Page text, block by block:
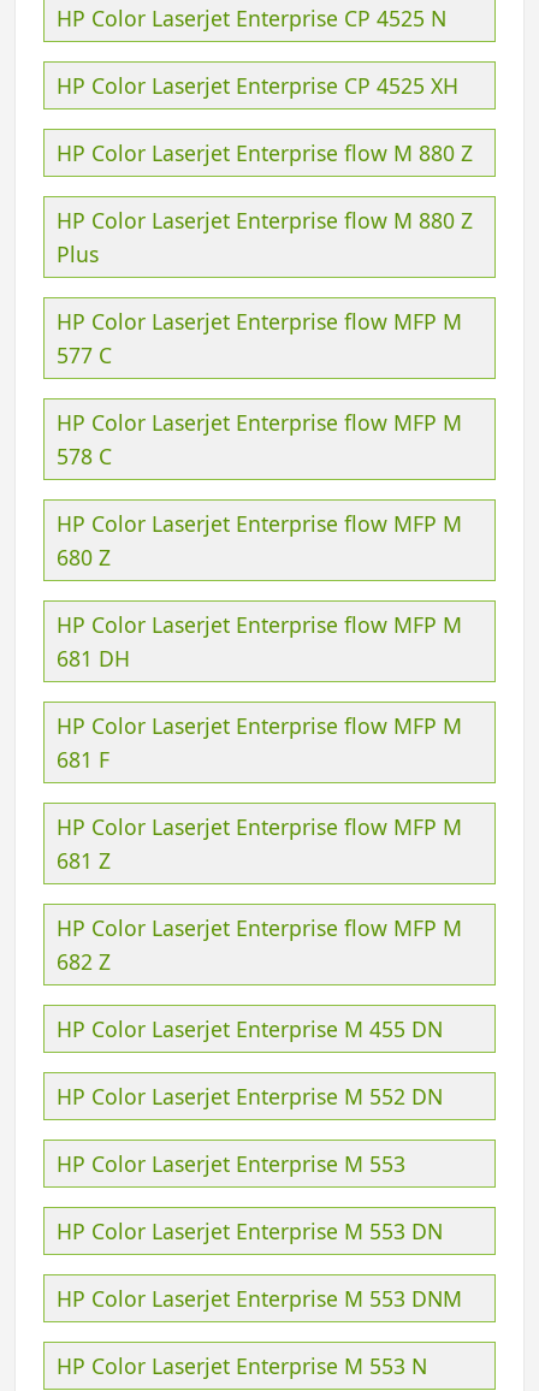
HP Color Laserjet Enterprise CP 4525 N
HP Color Laserjet Enterprise CP 4525 XH
HP Color Laserjet Enterprise flow M 880 Z
HP Color Laserjet Enterprise flow M 880 Z
Plus
HP Color Laserjet Enterprise flow MFP M
577 C
HP Color Laserjet Enterprise flow MFP M
578 C
HP Color Laserjet Enterprise flow MFP M
680 Z
HP Color Laserjet Enterprise flow MFP M
681 DH
HP Color Laserjet Enterprise flow MFP M
681 F
HP Color Laserjet Enterprise flow MFP M
681 Z
HP Color Laserjet Enterprise flow MFP M
682 Z
HP Color Laserjet Enterprise M 455 DN
HP Color Laserjet Enterprise M 552 DN
HP Color Laserjet Enterprise M 553
HP Color Laserjet Enterprise M 553 DN
HP Color Laserjet Enterprise M 553 DNM
HP Color Laserjet Enterprise M 553 N